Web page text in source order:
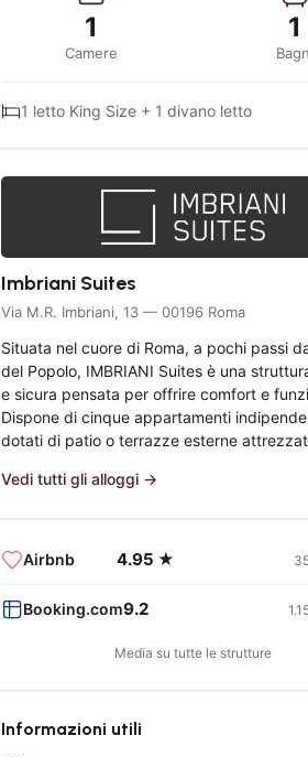
1
Camere
1
1 letto King Size + 1 divano letto
Imbriani Suites
Via M.R. Imbriani, 13 — 00196 Roma
Situata nel cuore di Roma, a pochi passi
del Popolo, IMBRIANI Suites è una
e sicura pensata per offrire comfort e
Dispone di cinque appartamenti
dotati di patio o terrazze esterne
Vedi tutti gli alloggi →
Airbnb 4.95 ★
Booking.com9.2
Media su tutte le strutture
Informazioni utili